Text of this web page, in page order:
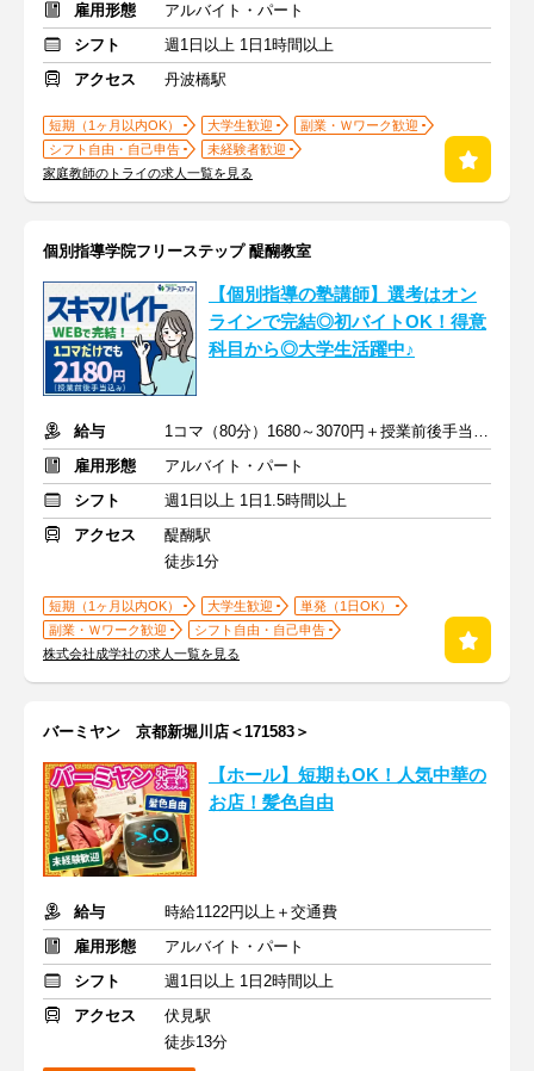
雇用形態
アルバイト・パート
シフト
週1日以上 1日1時間以上
アクセス
丹波橋駅
短期（1ヶ月以内OK） 大学生歓迎
副業・Ｗワーク歓迎
シフト自由・自己申告
未経験者歓迎
家庭教師のトライの求人一覧を見る
個別指導学院フリーステップ 醍醐教室
【個別指導の塾講師】選考はオン
ラインで完結◎初バイトOK！得意
科目から◎大学生活躍中♪
給与
1コマ（80分）1680～3070円＋授業前後手当500円＋交通費全額支給
雇用形態
アルバイト・パート
シフト
週1日以上 1日1.5時間以上
アクセス
醍醐駅
徒歩1分
短期（1ヶ月以内OK） 大学生歓迎
単発（1日OK）
副業・Ｗワーク歓迎
シフト自由・自己申告
株式会社成学社の求人一覧を見る
バーミヤン 京都新堀川店＜171583＞
【ホール】短期もOK！人気中華の
お店！髪色自由
給与
時給1122円以上＋交通費
雇用形態
アルバイト・パート
シフト
週1日以上 1日2時間以上
アクセス
伏見駅
徒歩13分